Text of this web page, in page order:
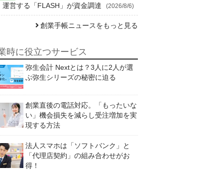
運営する「FLASH」が資金調達
(2026/8/6)
創業手帳ニュースをもっと見る
時に役立つサービス
弥生会計 Nextとは？3人に2人が選
ぶ弥生シリーズの秘密に迫る
創業直後の電話対応。「もったいな
い」機会損失を減らし受注増加を実
現する方法
法人スマホは「ソフトバンク」と
「代理店契約」の組み合わせがお
得！